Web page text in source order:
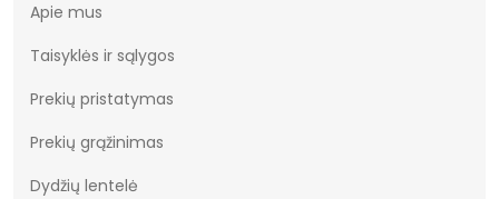
Apie mus
Taisyklės ir sąlygos
Prekių pristatymas
Prekių grąžinimas
Dydžių lentelė